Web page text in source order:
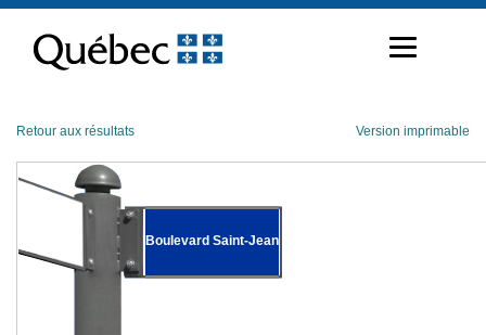
contenu
Retour aux résultats Version imprimable
Boulevard Saint-Jean